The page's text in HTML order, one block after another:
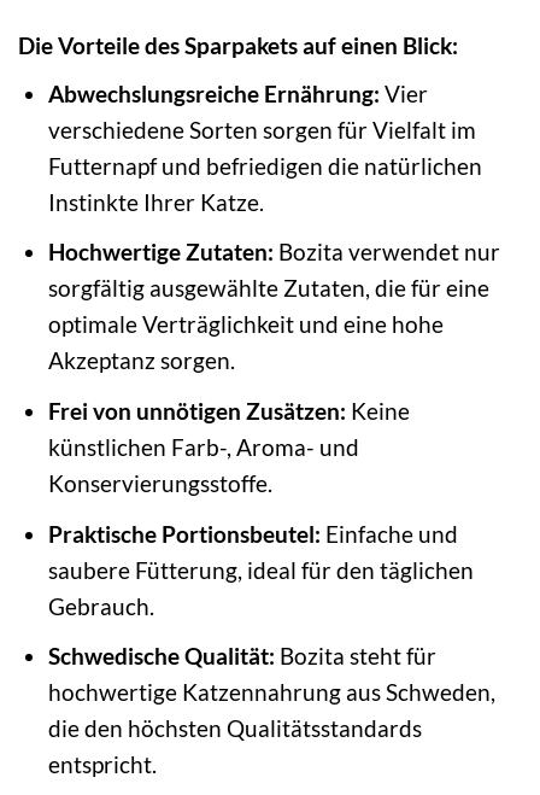
Die Vorteile des Sparpakets auf einen Blick:
Abwechslungsreiche Ernährung: Vier
verschiedene Sorten sorgen für Vielfalt im
Futternapf und befriedigen die natürlichen
Instinkte Ihrer Katze.
Hochwertige Zutaten: Bozita verwendet nur
sorgfältig ausgewählte Zutaten, die für eine
optimale Verträglichkeit und eine hohe
Akzeptanz sorgen.
Frei von unnötigen Zusätzen: Keine
künstlichen Farb-, Aroma- und
Konservierungsstoffe.
Praktische Portionsbeutel: Einfache und
saubere Fütterung, ideal für den täglichen
Gebrauch.
Schwedische Qualität: Bozita steht für
hochwertige Katzennahrung aus Schweden,
die den höchsten Qualitätsstandards
entspricht.